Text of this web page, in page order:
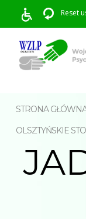
Reset
STRONA
OLSZTYŃSKIE